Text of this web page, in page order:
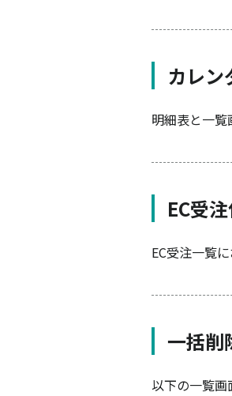
カレン
明細表と一覧
EC受
EC受注一覧
一括削
以下の一覧画